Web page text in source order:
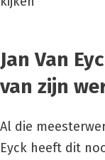
Jan Van
van zijn
Al die
Eyck heeft dit